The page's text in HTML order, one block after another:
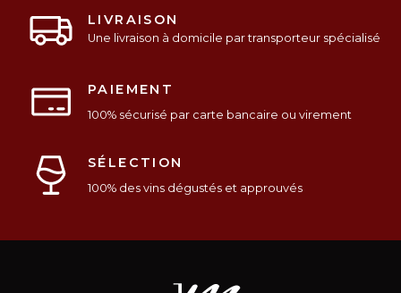
LIVRAISON
Une livraison à domicile par transporteur spécialisé
PAIEMENT
100% sécurisé par carte bancaire ou virement
SÉLECTION
100% des vins dégustés et approuvés